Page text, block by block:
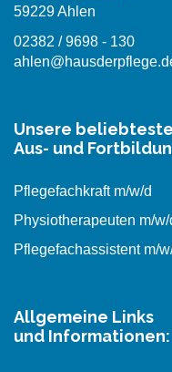
59229 Ahlen
02382 / 9698 - 130
Unsere
Aus- und
Pflegefachkraft m/w/d
Physiotherapeuten m/w/
Pflegefachassistent m/
Allgemeine Links
und Informationen: